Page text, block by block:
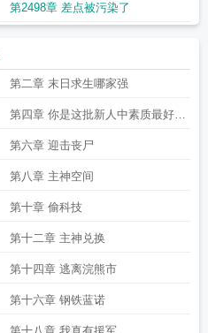
第2498章 差点被污染了
第二章 末日求生哪家强
第四章 你是这批新人中素质最好的
一个
第六章 迎击丧尸
第八章 主神空间
第十章 偷科技
第十二章 主神兑换
第十四章 逃离浣熊市
第十六章 钢铁蓝诺